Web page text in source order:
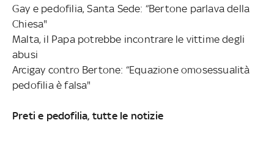
Gay e pedofilia, Santa Sede: “Bertone parlava della
Chiesa"
Malta, il Papa potrebbe incontrare le vittime degli
abusi
Arcigay contro Bertone: “Equazione omosessualità
pedofilia è falsa"
Preti e pedofilia, tutte le notizie